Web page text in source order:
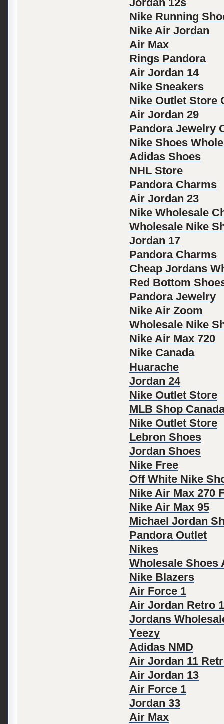
Nike Running
Nike Air Jordan
Air Max
Rings Pandora
Air Jordan 14
Nike Sneakers
Nike Outlet Store
Air Jordan 29
Pandora Jewelry
Nike Shoes
Adidas Shoes
NHL Store
Pandora Charms
Air Jordan 23
Nike Wholesale
Wholesale Nike
Jordan 17
Pandora Charms
Cheap Jordans
Red Bottom
Pandora Jewelry
Nike Air Zoom
Wholesale Nike
Nike Air Max 720
Nike Canada
Huarache
Jordan 24
Nike Outlet Store
MLB Shop
Nike Outlet Store
Lebron Shoes
Jordan Shoes
Nike Free
Off White Nike
Nike Air Max 270
Nike Air Max 95
Michael Jordan
Pandora Outlet
Nikes
Wholesale Shoes
Nike Blazers
Air Force 1
Air Jordan Retro
Jordans
Yeezy
Adidas NMD
Air Jordan 11
Air Jordan 13
Air Force 1
Jordan 33
Air Max